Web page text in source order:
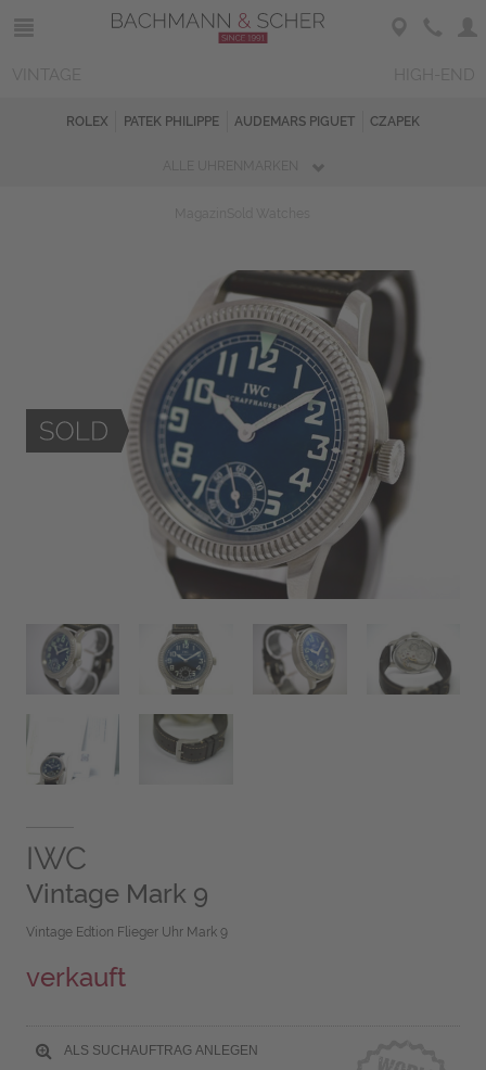
ROLEX PATEK PHILIPPE AUDEMARS PIGUET CZAPEK
IWC
Vintage Mark 9
Vintage Edtion Flieger Uhr Mark 9
verkauft
ALS SUCHAUFTRAG ANLEGEN